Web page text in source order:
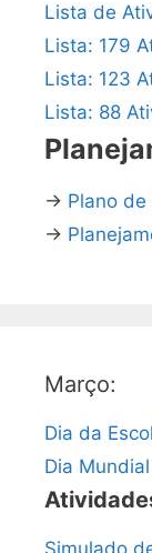
Lista de
Lista: 179
Lista: 123
Lista: 88
→ Plano
→
Março:
Dia da
Dia